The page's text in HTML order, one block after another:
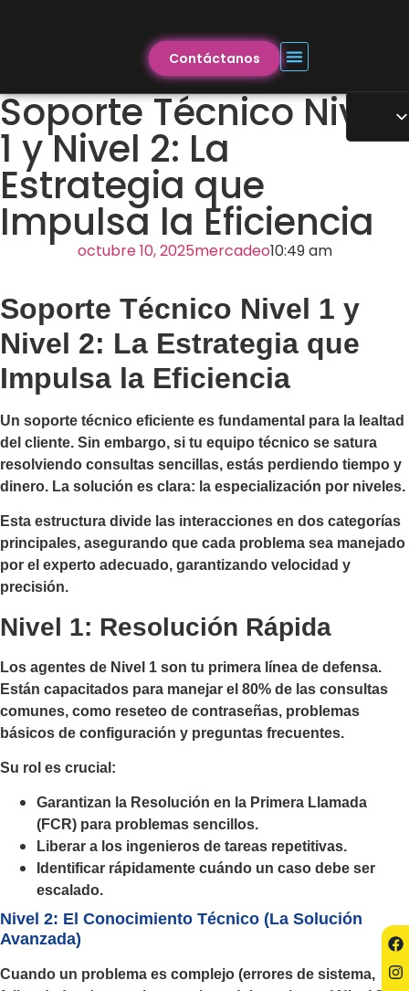
Contáctanos
Soporte Técnico Nivel
1 y Nivel 2: La
Estrategia que
Impulsa la Eficiencia
octubre 10, 2025mercadeo10:49 am
Soporte Técnico Nivel 1 y
Nivel 2: La Estrategia que
Impulsa la Eficiencia
Un soporte técnico eficiente es fundamental para la lealtad
del cliente. Sin embargo, si tu equipo técnico se satura
resolviendo consultas sencillas, estás perdiendo tiempo y
dinero. La solución es clara: la especialización por niveles.
Esta estructura divide las interacciones en dos categorías
principales, asegurando que cada problema sea manejado
por el experto adecuado, garantizando velocidad y
precisión.
Nivel 1: Resolución Rápida
Los agentes de Nivel 1 son tu primera línea de defensa.
Están capacitados para manejar el 80% de las consultas
comunes, como reseteo de contraseñas, problemas
básicos de configuración y preguntas frecuentes.
Su rol es crucial:
Garantizan la Resolución en la Primera Llamada
(FCR) para problemas sencillos.
Liberar a los ingenieros de tareas repetitivas.
Identificar rápidamente cuándo un caso debe ser
escalado.
Nivel 2: El Conocimiento Técnico (La Solución
Avanzada)
Cuando un problema es complejo (errores de sistema,